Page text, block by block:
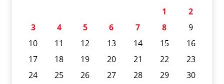
1
2
3
4 5 6 7 8
9
10
11 12 13 14 15
16
17
18 19 20 21 22
23
24
25 26 27 28 29
30